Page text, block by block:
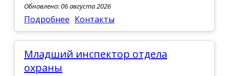
Обновлено: 06 августа 2026
Подробнее Контакты
младший инспектор отдела
охраны